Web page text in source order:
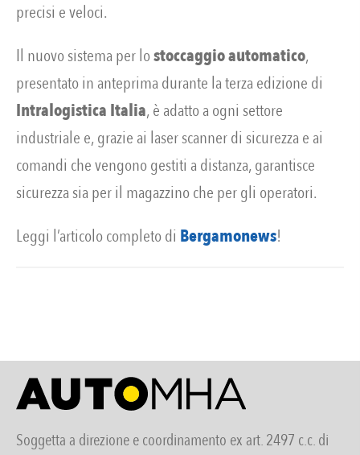
precisi e veloci.
Il nuovo sistema per lostoccaggio automatico,
presentato in anteprima durante la terza edizione di
Intralogistica Italia, è adatto a ogni settore
industriale e, grazie ai laser scanner di sicurezza e ai
comandi che vengono gestiti a distanza, garantisce
sicurezza sia per il magazzino che per gli operatori.
Leggi l’articolo completo di Bergamonews!
Soggetta a direzione e coordinamento ex art. 2497 c.c. di